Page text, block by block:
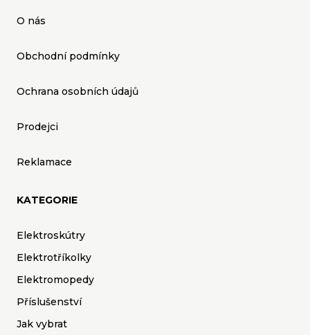
O nás
Obchodní podmínky
Ochrana osobních údajů
Prodejci
Reklamace
KATEGORIE
Elektroskútry
Elektrotříkolky
Elektromopedy
Příslušenství
Jak vybrat